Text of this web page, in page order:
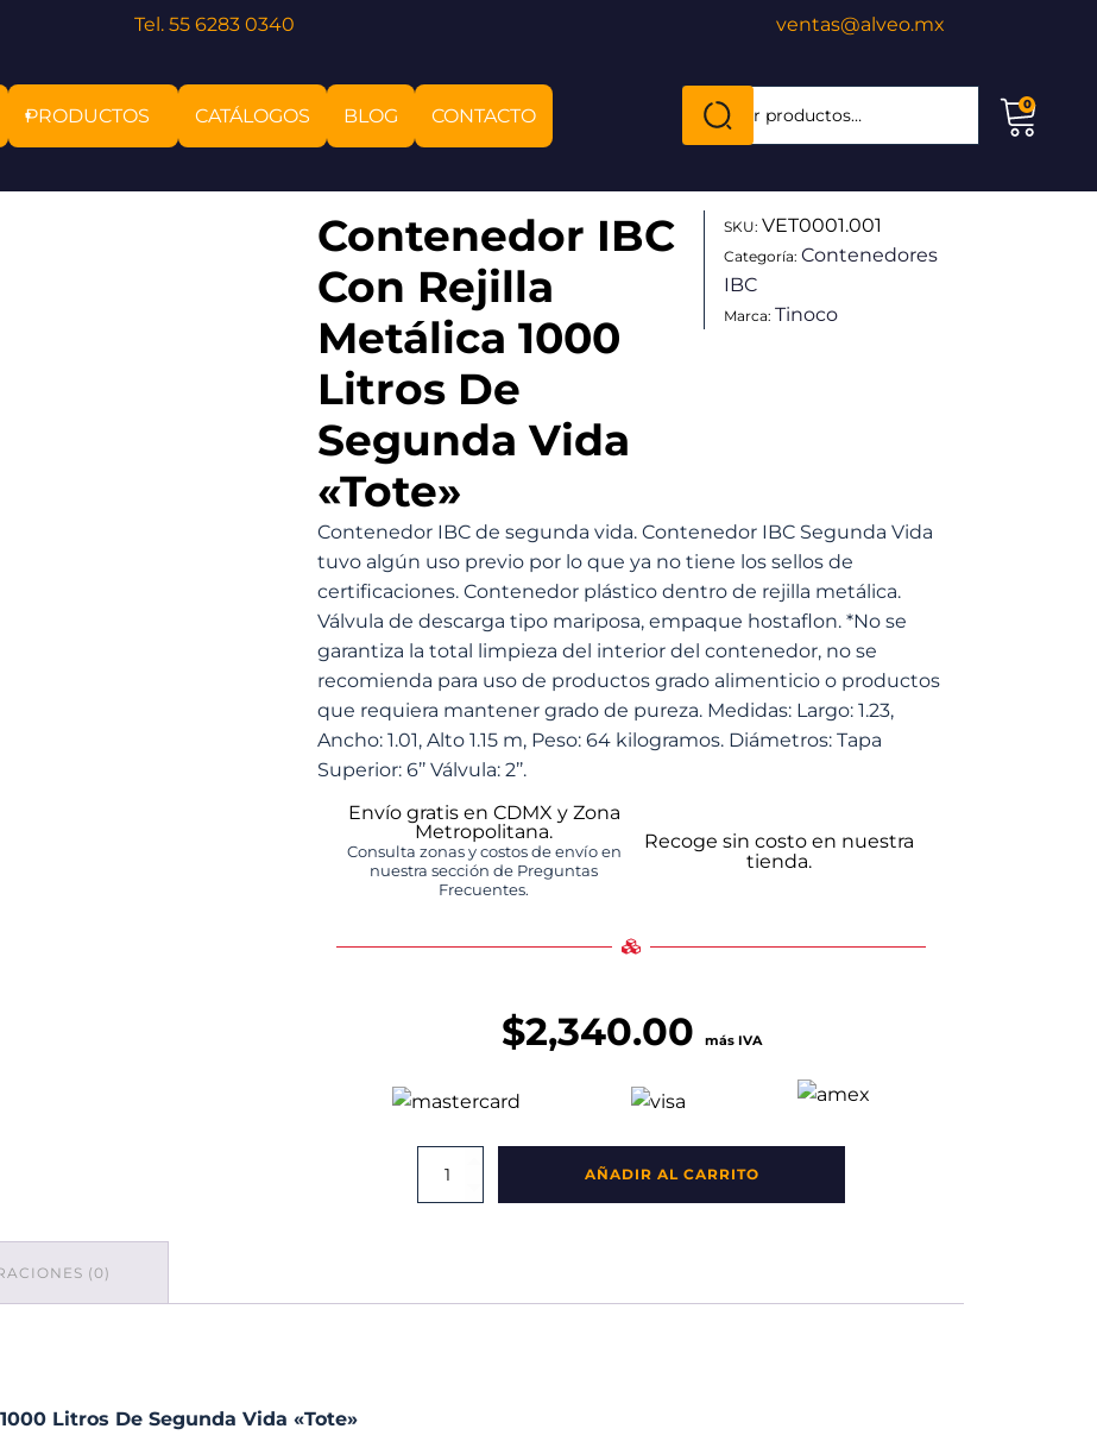
Tel. 55 6283 0340 ventas@alveo.mx
PRODUCTOS CATÁLOGOS BLOG CONTACTO
Buscar
por:
Cuando hay resultados autocompletados,
0
Contenedor IBC
Con Rejilla
Metálica 1000
Litros De
Segunda Vida
«Tote»
SKU: VET0001.001
Categoría: Contenedores
IBC
Marca: Tinoco
Contenedor IBC de segunda vida. Contenedor IBC Segunda Vida
tuvo algún uso previo por lo que ya no tiene los sellos de
certificaciones. Contenedor plástico dentro de rejilla metálica.
Válvula de descarga tipo mariposa, empaque hostaflon. *No se
garantiza la total limpieza del interior del contenedor, no se
recomienda para uso de productos grado alimenticio o productos
que requiera mantener grado de pureza. Medidas: Largo: 1.23,
Ancho: 1.01, Alto 1.15 m, Peso: 64 kilogramos. Diámetros: Tapa
Superior: 6’’ Válvula: 2’’.
Envío gratis en CDMX y Zona
Metropolitana.
Consulta zonas y costos de envío en
nuestra sección de Preguntas
Frecuentes.
Recoge sin costo en nuestra
tienda.
$2,340.00 más IVA
Contenedor
Litros
AÑADIR AL CARRITO
(0)
Litros De Segunda Vida «Tote»